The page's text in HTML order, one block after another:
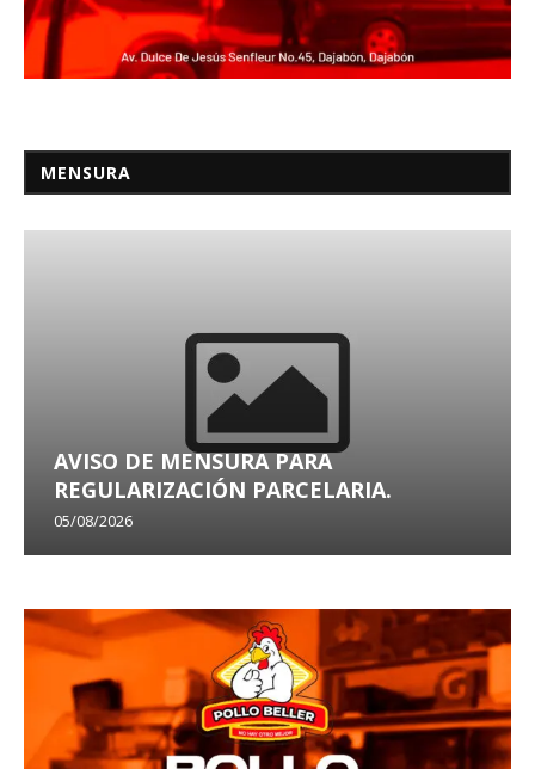
MENSURA
AVISO DE MENSURA PARA
REGULARIZACIÓN PARCELARIA.
05/08/2026